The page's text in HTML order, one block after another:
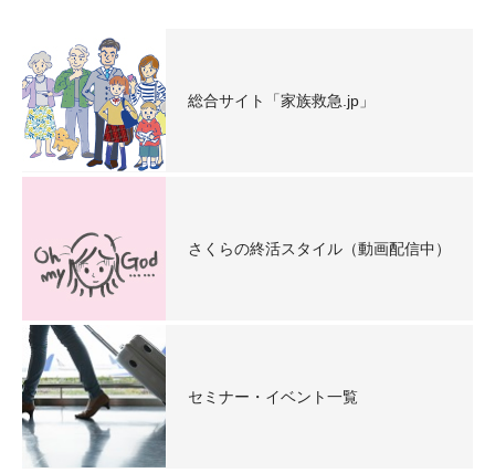
総合サイト「家族救急.jp」
さくらの終活スタイル（動画配信中）
セミナー・イベント一覧